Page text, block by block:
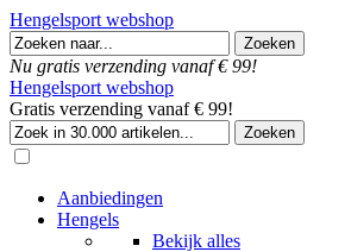
Hengelsport webshop
Nu gratis verzending vanaf € 99!
Hengelsport webshop
Gratis verzending vanaf € 99!
Aanbiedingen
Hengels
Bekijk alles